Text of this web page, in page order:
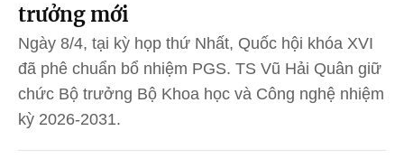
trưởng mới
Ngày 8/4, tại kỳ họp thứ Nhất, Quốc hội khóa XVI
đã phê chuẩn bổ nhiệm PGS. TS Vũ Hải Quân giữ
chức Bộ trưởng Bộ Khoa học và Công nghệ nhiệm
kỳ 2026-2031.